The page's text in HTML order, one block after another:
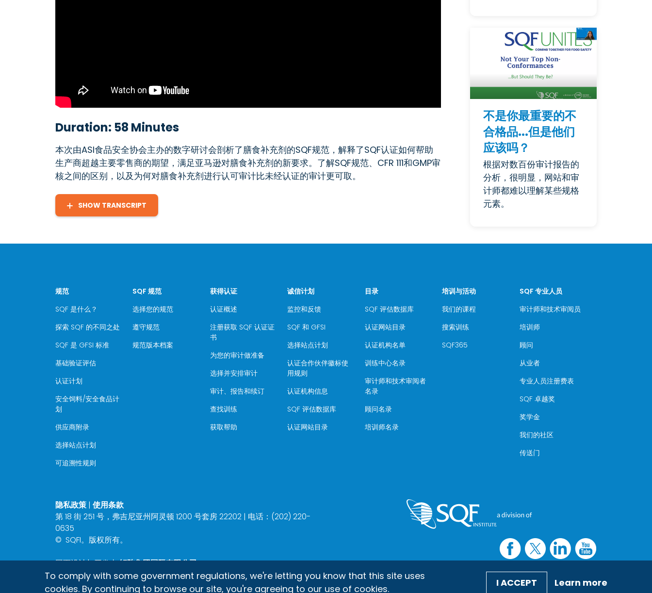
Duration: 58 Minutes
本次由ASI食品安全协会主办的数字研讨会剖析了膳食补充剂的SQF规范，解释了SQF认证如何帮助
生产商超越主要零售商的期望，满足亚马逊对膳食补充剂的新要求。了解SQF规范、CFR 111和GMP审
核之间的区别，以及为何对膳食补充剂进行认可审计比未经认证的审计更可取。
SHOW TRANSCRIPT
不是你最重要的不
合格品...但是他们
应该吗？
根据对数百份审计报告的
分析，很明显，网站和审
计师都难以理解某些规格
元素。
规范
SQF 是什么？
探索 SQF 的不同之处
SQF 是 GFSI 标准
基础验证评估
认证计划
安全饲料/安全食品计
划
供应商附录
选择站点计划
可追溯性规则
SQF 规范
选择您的规范
遵守规范
规范版本档案
获得认证
认证概述
注册获取 SQF 认证证
书
为您的审计做准备
选择并安排审计
审计、报告和续订
查找训练
获取帮助
诚信计划
监控和反馈
SQF 和 GFSI
选择站点计划
认证合作伙伴徽标使
用规则
认证机构信息
SQF 评估数据库
认证网站目录
目录
SQF 评估数据库
认证网站目录
认证机构名单
训练中心名录
审计师和技术审阅者
名录
顾问名录
培训师名录
培训与活动
我们的课程
搜索训练
SQF365
SQF 专业人员
审计师和技术审阅员
培训师
顾问
从业者
专业人员注册费表
SQF 卓越奖
奖学金
我们的社区
传送门
隐私政策 | 使用条款
第 18 街 251 号，弗吉尼亚州阿灵顿 1200 号套房 22202 | 电话：(202) 220-
0635
© SQFI。版权所有。
网页设计与开发由矩阵集团国际有限公司
To comply with some government regulations, we're letting you know that this site uses
cookies. By continuing to browse our site, you're agreeing to our use of cookies.
I ACCEPT Learn more